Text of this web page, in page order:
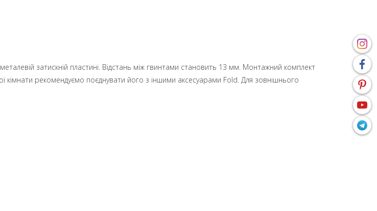
затискній пластині. Відстань між гвинтами становить 13 мм. Монтажний комплект
кімнати рекомендуємо поєднувати його з іншими аксесуарами Fold. Для зовнішнього